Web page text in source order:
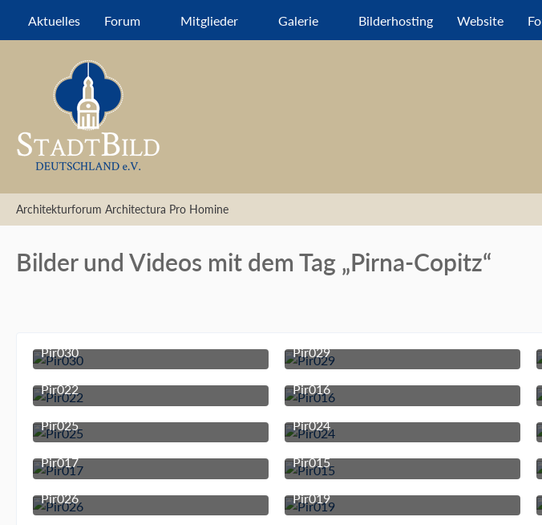
Aktuelles Forum Mitglieder Galerie Bilderhosting Website
Architekturforum Architectura Pro Homine
Bilder und Videos mit dem Tag „Pirna-Copitz“
Pir030
21. Oktober 2025 um 20:06
Pir029
21. Oktober 2025 um 20:05
1
Pir022
21. Oktober 2025 um 20:05
Pir016
21. Oktober 2025 um 20:05
Pir025
21. Oktober 2025 um 20:05
Pir024
21. Oktober 2025 um 20:05
1
Pir017
21. Oktober 2025 um 20:05
Pir015
21. Oktober 2025 um 20:05
Pir026
21. Oktober 2025 um 20:05
Pir019
21. Oktober 2025 um 20:05